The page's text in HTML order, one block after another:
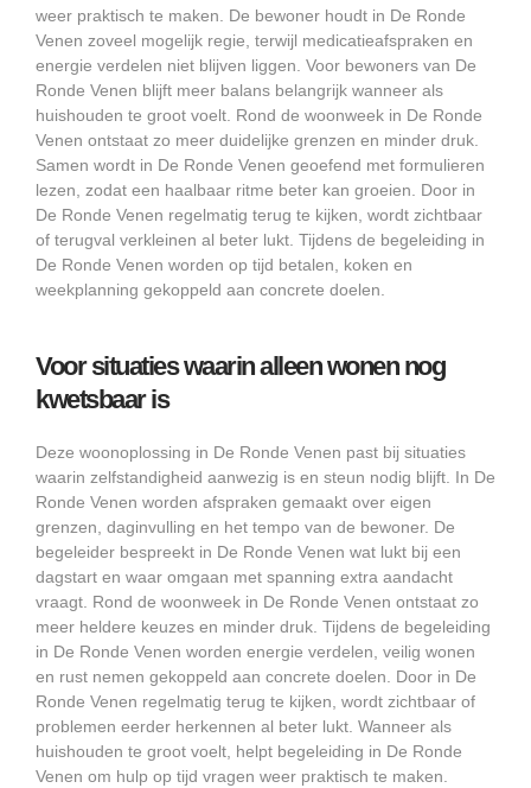
weer praktisch te maken. De bewoner houdt in De Ronde
Venen zoveel mogelijk regie, terwijl medicatieafspraken en
energie verdelen niet blijven liggen. Voor bewoners van De
Ronde Venen blijft meer balans belangrijk wanneer als
huishouden te groot voelt. Rond de woonweek in De Ronde
Venen ontstaat zo meer duidelijke grenzen en minder druk.
Samen wordt in De Ronde Venen geoefend met formulieren
lezen, zodat een haalbaar ritme beter kan groeien. Door in
De Ronde Venen regelmatig terug te kijken, wordt zichtbaar
of terugval verkleinen al beter lukt. Tijdens de begeleiding in
De Ronde Venen worden op tijd betalen, koken en
weekplanning gekoppeld aan concrete doelen.
Voor situaties waarin alleen wonen nog
kwetsbaar is
Deze woonoplossing in De Ronde Venen past bij situaties
waarin zelfstandigheid aanwezig is en steun nodig blijft. In De
Ronde Venen worden afspraken gemaakt over eigen
grenzen, daginvulling en het tempo van de bewoner. De
begeleider bespreekt in De Ronde Venen wat lukt bij een
dagstart en waar omgaan met spanning extra aandacht
vraagt. Rond de woonweek in De Ronde Venen ontstaat zo
meer heldere keuzes en minder druk. Tijdens de begeleiding
in De Ronde Venen worden energie verdelen, veilig wonen
en rust nemen gekoppeld aan concrete doelen. Door in De
Ronde Venen regelmatig terug te kijken, wordt zichtbaar of
problemen eerder herkennen al beter lukt. Wanneer als
huishouden te groot voelt, helpt begeleiding in De Ronde
Venen om hulp op tijd vragen weer praktisch te maken.